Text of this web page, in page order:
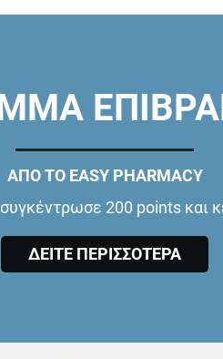
ΑΠΟ ΤΟ EASY PHARMACY
200 points και
ΔΕΙΤΕ ΠΕΡΙΣΣΟΤΕΡΑ